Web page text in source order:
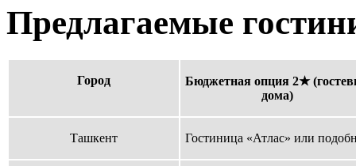
Предлагаемые
Город
Бюджетная опция 2★
дома)
Ташкент Гостиница «Атлас» или